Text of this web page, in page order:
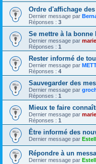
Ordre d'affichage
Dernier message par
Réponses : 3
Se mettre à la bonne
Dernier message par marie
Réponses : 1
Rester informé de
Dernier message par
Réponses : 4
Sauvegarder des
Dernier message par
Réponses : 1
Mieux te faire
Dernier message par marie
Réponses : 1
Être informé des
Dernier message par
Répondre à un
Dernier message par